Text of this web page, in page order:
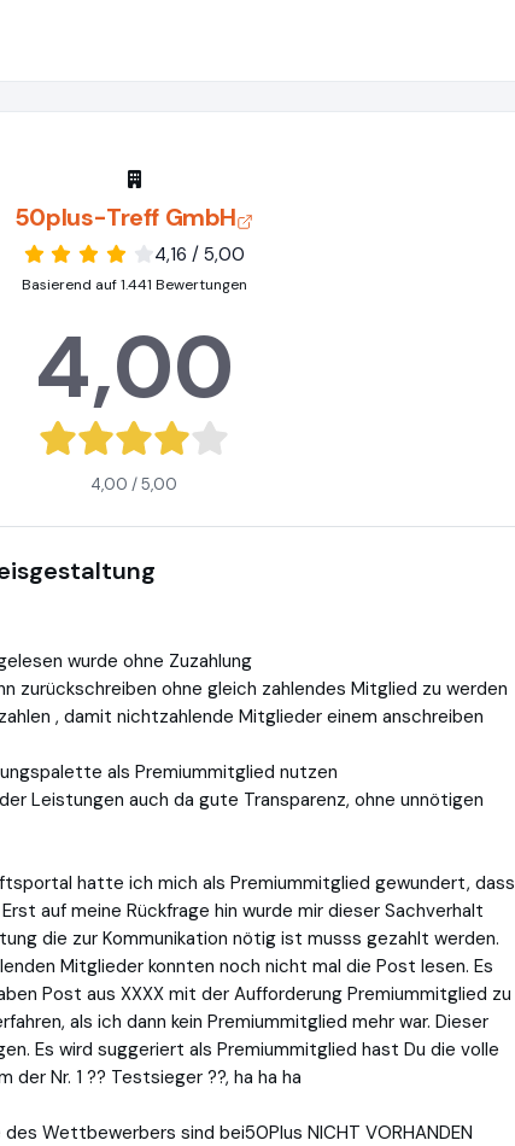
50plus-Treff GmbH
4,16 / 5,00
Basierend auf 1.441 Bewertungen
4,00
4,00 / 5,00
wurde ohne Zuzahlung
zurückschreiben ohne gleich zahlendes Mitglied zu werden
, damit nichtzahlende Mitglieder einem anschreiben
als Premiummitglied nutzen
Leistungen auch da gute Transparenz, ohne unnötigen
hatte ich mich als Premiummitglied gewundert, dass
auf meine Rückfrage hin wurde mir dieser Sachverhalt
die zur Kommunikation nötig ist musss gezahlt werden.
Mitglieder konnten noch nicht mal die Post lesen. Es
Post aus XXXX mit der Aufforderung Premiummitglied zu
als ich dann kein Premiummitglied mehr war. Dieser
Es wird suggeriert als Premiummitglied hast Du die volle
Nr. 1 ?? Testsieger ??, ha ha ha
Wettbewerbers sind bei50Plus NICHT VORHANDEN